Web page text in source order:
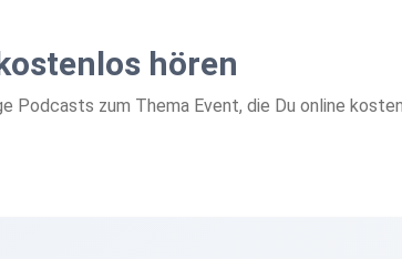
hören
Podcasts zum Thema Event, die Du online